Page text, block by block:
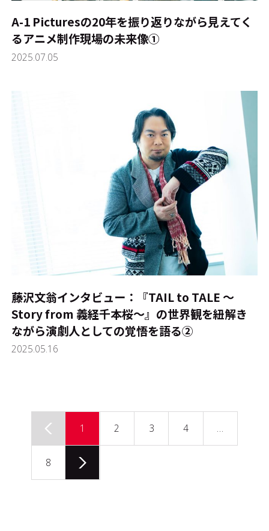
A-1 Picturesの20年を振り返りながら見えてく
るアニメ制作現場の未来像①
2025.07.05
藤沢文翁インタビュー：『TAIL to TALE ～
Story from 義経千本桜～』の世界観を紐解き
ながら演劇人としての覚悟を語る②
2025.05.16
1 2 3 4 …
8